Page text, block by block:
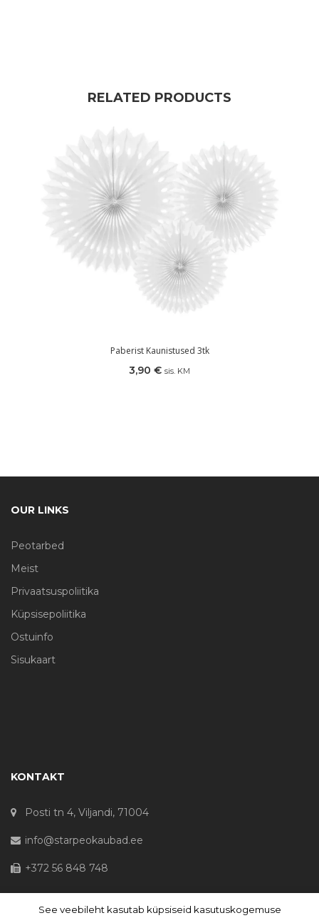
RELATED PRODUCTS
Paberist Kaunistused 3tk
3,90 € sis. KM
OUR LINKS
Peotarbed
Meist
Privaatsuspoliitika
Küpsisepoliitika
Ostuinfo
Sisukaart
KONTAKT
Posti tn 4, Viljandi, 71004
info@starpeokaubad.ee
+372 56 848 748
See veebileht kasutab küpsiseid kasutuskogemuse